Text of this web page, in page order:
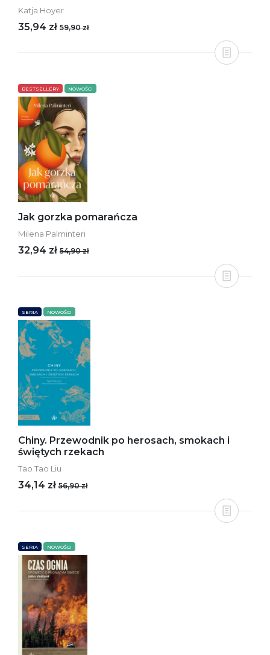
Katja Hoyer
35,94 zł 59,90 zł
BESTSELLERY NOWOŚCI
Jak gorzka pomarańcza
Milena Palminteri
32,94 zł 54,90 zł
SERIA NOWOŚCI
Chiny. Przewodnik po herosach, smokach i
świętych rzekach
Tao Tao Liu
34,14 zł 56,90 zł
SERIA NOWOŚCI